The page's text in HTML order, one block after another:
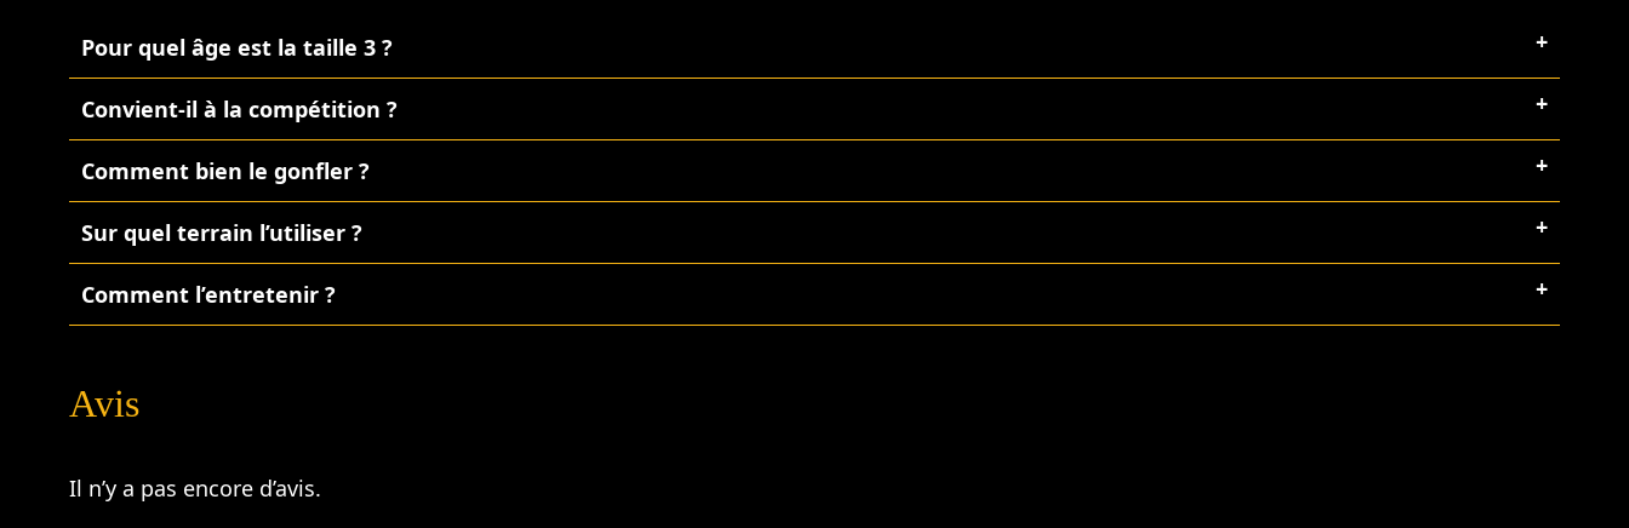
Pour quel âge est la taille 3 ?
Convient-il à la compétition ?
Comment bien le gonfler ?
Sur quel terrain l’utiliser ?
Comment l’entretenir ?
Avis
Il n’y a pas encore d’avis.